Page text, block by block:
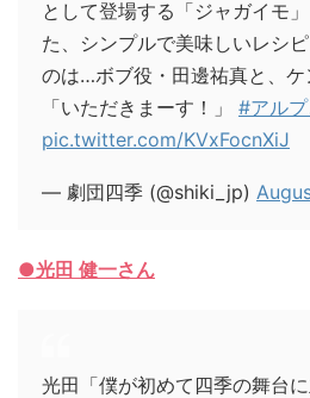
として登場する「ジャガイモ
た、シンプルで美味しいレシ
のは…ボブ役・田邊祐真と、ケ
「いただきまーす！」 #アル
pic.twitter.com/KVxFocnXiJ
— 劇団四季 (@shiki_jp)
●光田 健一さん
光田「僕が初めて四季の舞台に